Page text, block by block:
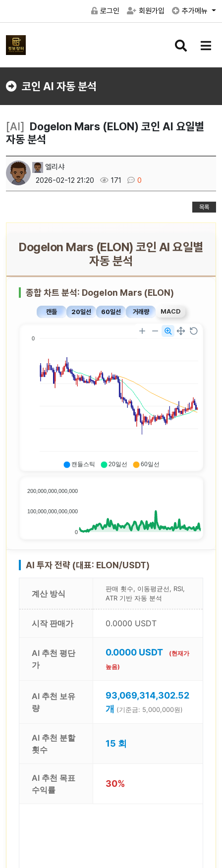
로그인 회원가입 추가메뉴
검
버
메
버
코인 AI 자동 분석
[AI] Dogelon Mars (ELON) 코인 AI 요일별
자동 분석
엘리샤
2026-02-12 21:20
171 0
목록
Dogelon Mars (ELON) 코인 AI 요일별
자동 분석
종합 차트 분석: Dogelon Mars (ELON)
캔들 20일선 60일선 거래량 MACD
0
캔들스틱 20일선 60일선
200,000,000,000,000
100,000,000,000,000
0
AI 투자 전략 (대표: ELON/USDT)
계산 방식
판매 횟수, 이동평균선, RSI,
ATR 기반 자동 분석
시작 판매가 0.0000 USDT
AI 추천 평단
가
0.0000 USDT
(현재가
높음)
AI 추천 보유
량
93,069,314,302.52
개 (기준금: 5,000,000원)
AI 추천 분할
횟수
15 회
AI 추천 목표
수익률
30%